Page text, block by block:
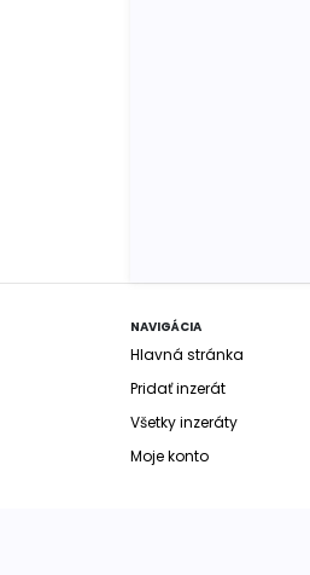
NAVIGÁCIA
Hlavná stránka
Pridať inzerát
Všetky inzeráty
Moje konto